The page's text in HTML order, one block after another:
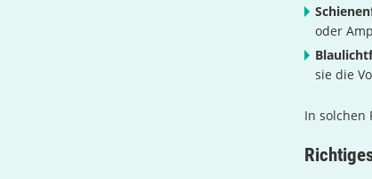
oder
sie die
In solchen